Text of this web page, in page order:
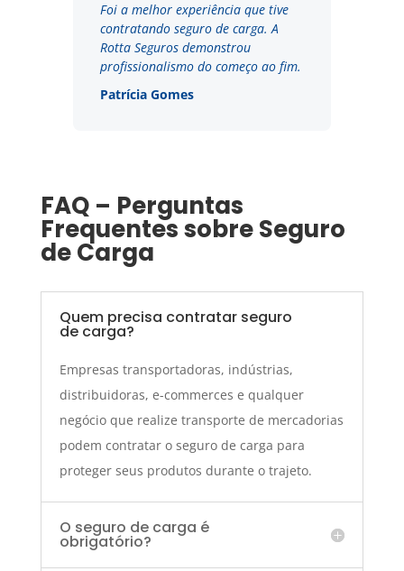
Foi a melhor experiência que tive
contratando seguro de carga. A
Rotta Seguros demonstrou
profissionalismo do começo ao fim.
Patrícia Gomes
FAQ – Perguntas
Frequentes sobre Seguro
de Carga
Quem precisa contratar seguro
de carga?
Empresas transportadoras, indústrias,
distribuidoras, e-commerces e qualquer
negócio que realize transporte de mercadorias
podem contratar o seguro de carga para
proteger seus produtos durante o trajeto.
O seguro de carga é
obrigatório?